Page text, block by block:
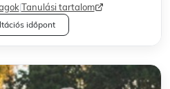
|Tanulási tartalom
időpont